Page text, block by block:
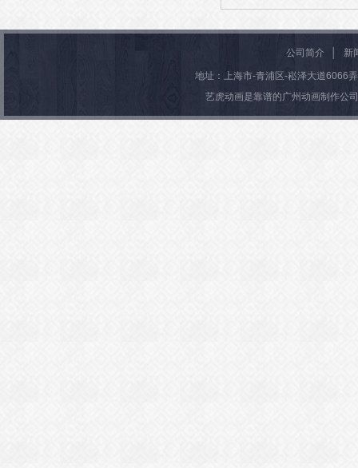
2026/03/04
公司简介 新
地址：上海市-青浦区-崧泽大道6066
艺虎动画是靠谱的广州动画制作公